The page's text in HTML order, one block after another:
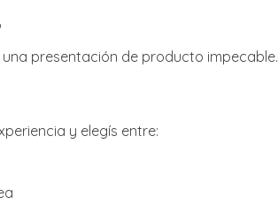
presentación de producto impecable.
y elegís entre: